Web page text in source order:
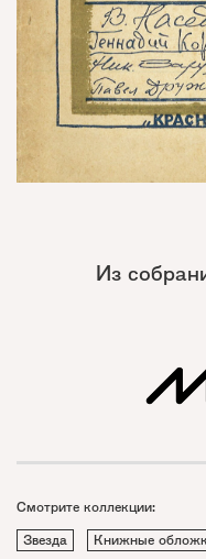
Из
Смотрите коллекции:
Звезда
Книжные